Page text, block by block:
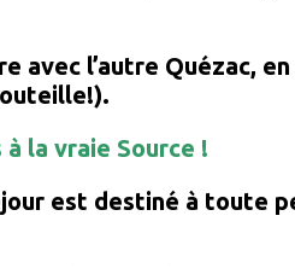
avec l’autre Quézac,
la vraie Source !
est destiné à toute